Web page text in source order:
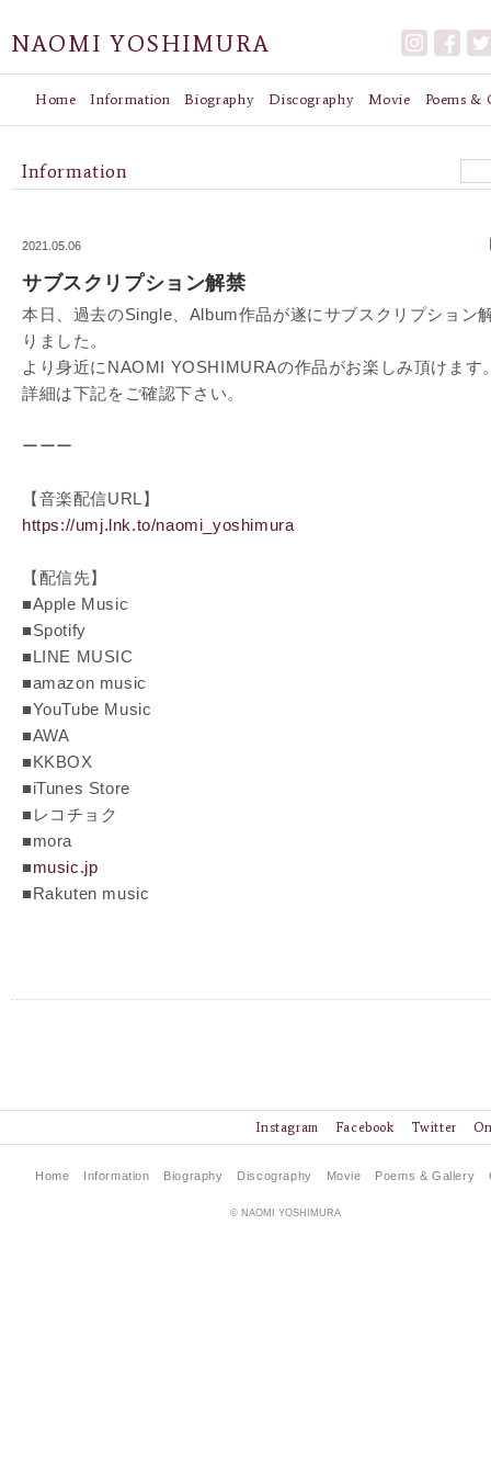
NAOMI YOSHIMURA
Home Information Biography Discography Movie Poems &
Information
2021.05.06
サブスクリプション解禁
本日、過去のSingle、Album作品が遂にサブスクリプション
りました。
より身近にNAOMI YOSHIMURAの作品がお楽しみ頂けます
詳細は下記をご確認下さい。
ーーー
【音楽配信URL】
https://umj.lnk.to/naomi_yoshimura
【配信先】
■Apple Music
■Spotify
■LINE MUSIC
■amazon music
■YouTube Music
■AWA
■KKBOX
■iTunes Store
■レコチョク
■mora
■music.jp
■Rakuten music
Twitter
Facebook
Instagram
Home Information Biography Discography Movie Poems & Gallery
© NAOMI YOSHIMURA